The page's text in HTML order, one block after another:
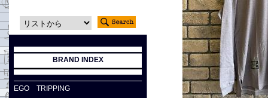
BRAND INDEX
EGO TRIPPING